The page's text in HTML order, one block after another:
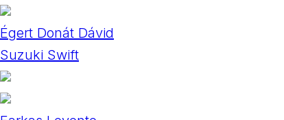
Égert Donát Dávid
Suzuki Swift